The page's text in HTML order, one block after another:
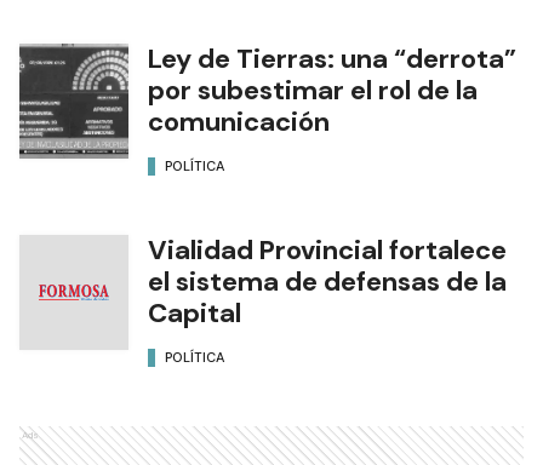
Ley de Tierras: una “derrota”
por subestimar el rol de la
comunicación
POLÍTICA
Vialidad Provincial fortalece
el sistema de defensas de la
Capital
POLÍTICA
Ads